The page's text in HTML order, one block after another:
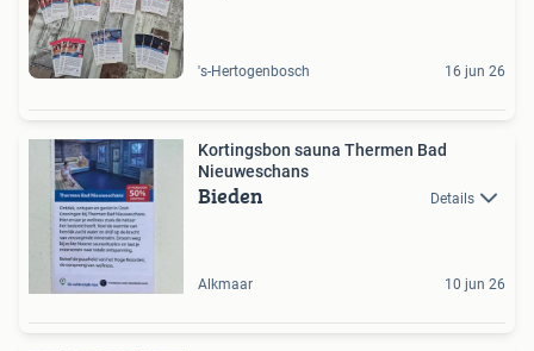
's-Hertogenbosch 16 jun 26
Kortingsbon sauna Thermen Bad
Nieuweschans
Bieden Details
Alkmaar 10 jun 26